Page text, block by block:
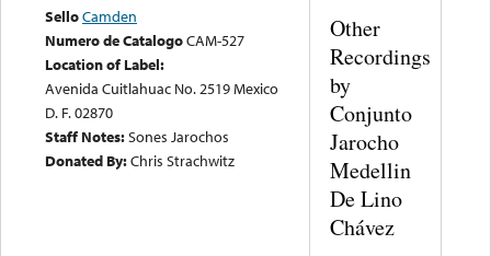
SelloCamden
Numero de CatalogoCAM-527
Location of Label:
Avenida Cuitlahuac No. 2519 Mexico
D. F. 02870
Staff Notes:Sones Jarochos
Donated By:Chris Strachwitz
Other
Recordings
by
Conjunto
Jarocho
Medellin
De Lino
Chávez